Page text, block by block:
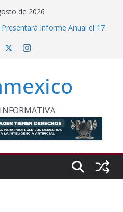
de 2026
Informe Anual el 17
Utopía “Elena Poniatowska
Agua en Acapulco Ante
con Territorium Life y Niega